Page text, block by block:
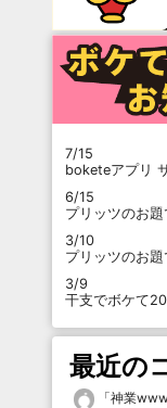
7/15
boketeアプリ
6/15
プリッツのお
3/10
プリッツのお
3/9
干支でボケて
最近の
「神業